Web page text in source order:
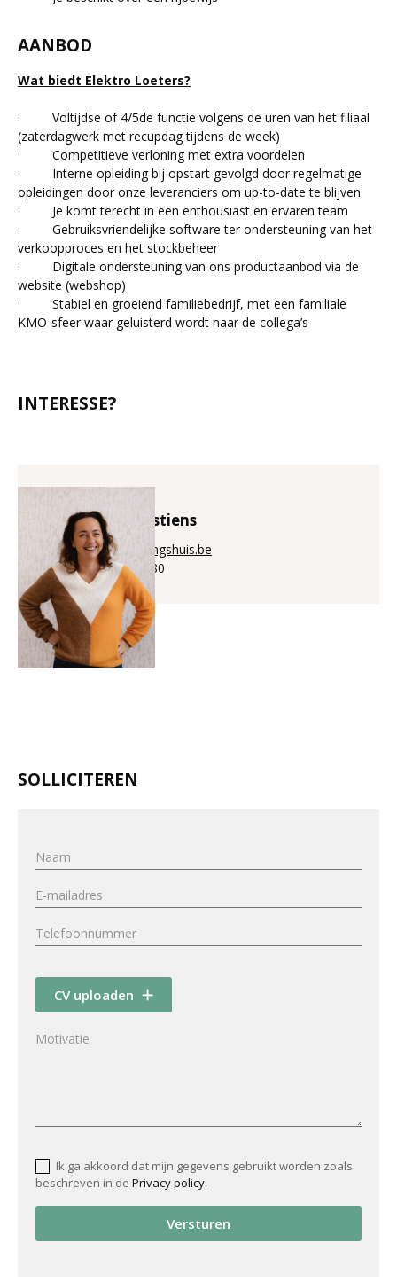
AANBOD
Wat biedt Elektro Loeters?
· Voltijdse of 4/5de functie volgens de uren van het filiaal
(zaterdagwerk met recupdag tijdens de week)
· Competitieve verloning met extra voordelen
· Interne opleiding bij opstart gevolgd door regelmatige
opleidingen door onze leveranciers om up-to-date te blijven
· Je komt terecht in een enthousiast en ervaren team
· Gebruiksvriendelijke software ter ondersteuning van het
verkoopproces en het stockbeheer
· Digitale ondersteuning van ons productaanbod via de
website (webshop)
· Stabiel en groeiend familiebedrijf, met een familiale
KMO-sfeer waar geluisterd wordt naar de collega’s
INTERESSE?
Bénédicte Puystiens
bene@aanwervingshuis.be
+32 (0)56 225 880
SOLLICITEREN
CV uploaden
Ik ga akkoord dat mijn gegevens gebruikt worden zoals
beschreven in de Privacy policy.
Versturen